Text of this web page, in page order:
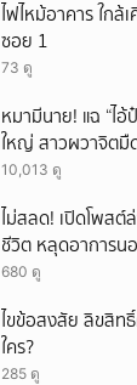
ไฟไหม้อาคาร ใกล้
ซอย 1
73 ดู
หมามีนาย! แฉ “ไ
ใหญ่ สาวผวาจิต
10,013 ดู
ไม่สลด! เปิดโพสต์
ชีวิต หลุดอาการน
680 ดู
ไขข้อสงสัย ลิขสิท
ใคร?
285 ดู